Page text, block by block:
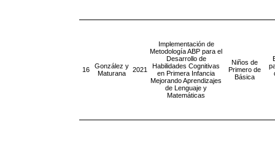
16
González y
Maturana
2021
Implementación de
Metodología ABP para el
Desarrollo de
Habilidades Cognitivas
en Primera Infancia
Mejorando Aprendizajes
de Lenguaje y
Matemáticas
Niños de
Primero de
Básica